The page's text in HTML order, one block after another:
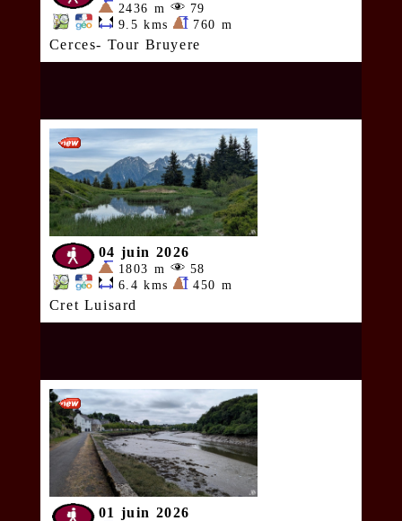
2436 m
79
9.5 kms
760 m
Cerces- Tour Bruyere
04 juin 2026
1803 m
58
6.4 kms
450 m
Cret Luisard
01 juin 2026